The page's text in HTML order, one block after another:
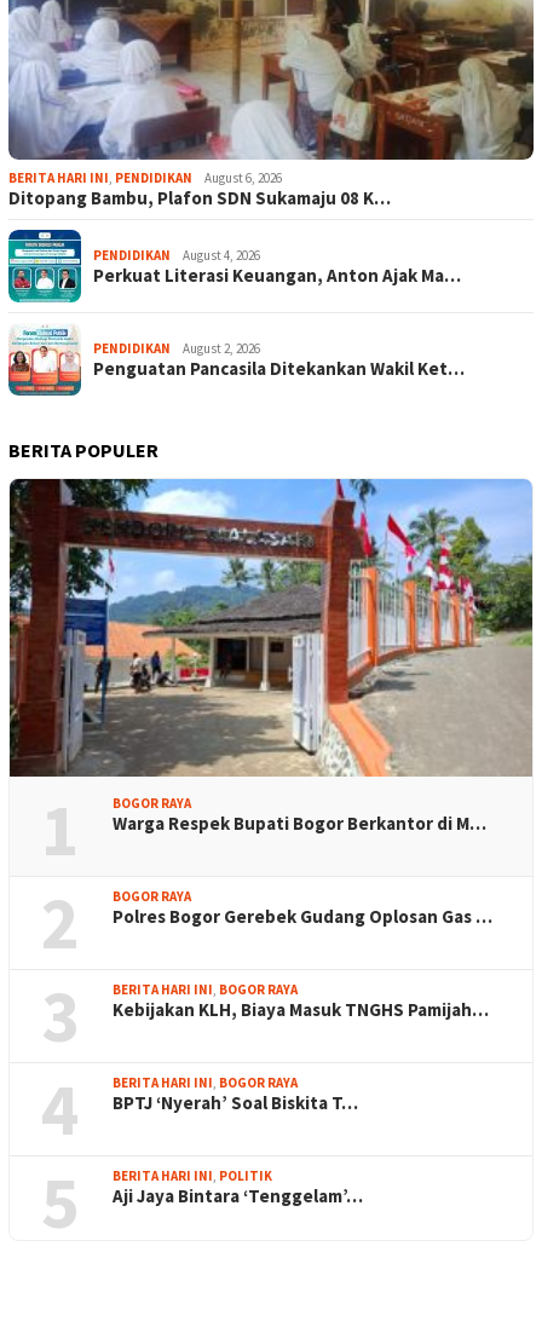
BERITA HARI INI, PENDIDIKAN August 6, 2026
Ditopang Bambu, Plafon SDN Sukamaju 08 K…
PENDIDIKAN August 4, 2026
Perkuat Literasi Keuangan, Anton Ajak Ma…
PENDIDIKAN August 2, 2026
Penguatan Pancasila Ditekankan Wakil Ket…
BERITA POPULER
1 BOGOR RAYA
Warga Respek Bupati Bogor Berkantor di M…
2 BOGOR RAYA
Polres Bogor Gerebek Gudang Oplosan Gas …
3 BERITA HARI INI, BOGOR RAYA
Kebijakan KLH, Biaya Masuk TNGHS Pamijah…
4 BERITA HARI INI, BOGOR RAYA
BPTJ ‘Nyerah’ Soal Biskita T…
5 BERITA HARI INI, POLITIK
Aji Jaya Bintara ‘Tenggelam’…